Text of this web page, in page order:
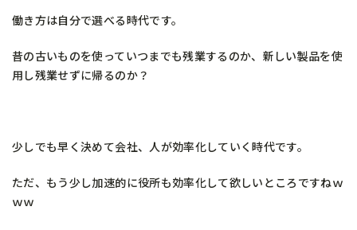
働き方は自分で選べる時代です。
昔の古いものを使っていつまでも残業するのか、新しい製品を使
用し残業せずに帰るのか？
少しでも早く決めて会社、人が効率化していく時代です。
ただ、もう少し加速的に役所も効率化して欲しいところですねｗ
ｗｗ